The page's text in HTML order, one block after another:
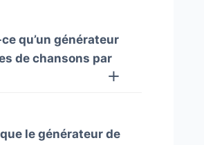
ce qu’un générateur
de chansons par
le générateur de